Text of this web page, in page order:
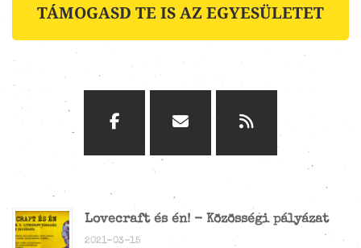
TÁMOGASD TE IS AZ EGYESÜLETET
Lovecraft és én! - Közösségi pályázat
2021-03-15